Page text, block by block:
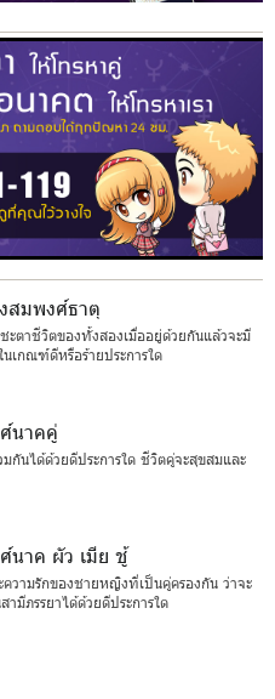
สมพงศ์ธาตุ
ะตาชีวิตของทั้งสองเมื่ออยู่ด้วยกันแล้วจะมี
เกณฑ์ดีหรือร้ายประการใด
นาคคู่
มกันได้ด้วยดีประการใด ชีวิตคู่จะสุขสมและ
นาค ผัว เมีย ชู้
วามรักของชายหญิงที่เป็นคู่ครองกัน ว่าจะ
มีภรรยาได้ด้วยดีประการใด